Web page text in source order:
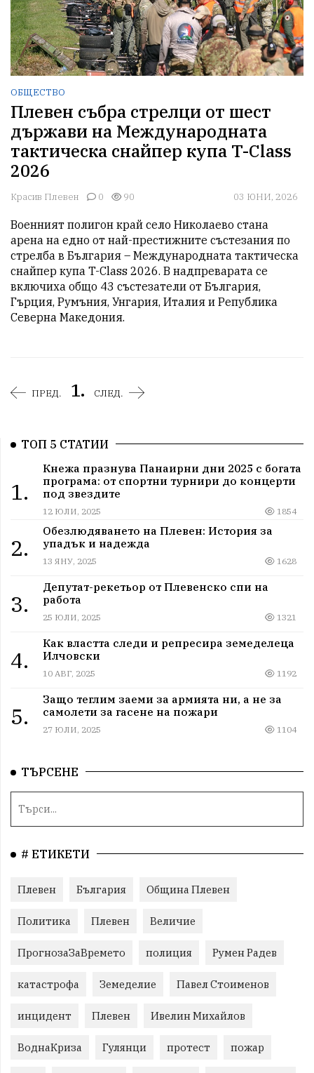
ОБЩЕСТВО
Плевен събра стрелци от шест
държави на Международната
тактическа снайпер купа T-Class
2026
Красив Плевен 0 90 03 ЮНИ, 2026
Военният полигон край село Николаево стана
арена на едно от най-престижните състезания по
стрелба в България – Международната тактическа
снайпер купа T-Class 2026. В надпреварата се
включиха общо 43 състезатели от България,
Гърция, Румъния, Унгария, Италия и Република
Северна Македония.
ПРЕД. 1. СЛЕД.
ТОП 5 СТАТИИ
1.
Кнежа празнува Панаирни дни 2025 с богата
програма: от спортни турнири до концерти
под звездите
12 ЮЛИ, 2025 1854
2.
Обезлюдяването на Плевен: История за
упадък и надежда
13 ЯНУ, 2025 1628
3.
Депутат-рекетьор от Плевенско спи на
работа
25 ЮЛИ, 2025 1321
4.
Как властта следи и репресира земеделеца
Илчовски
10 АВГ, 2025 1192
5.
Защо теглим заеми за армията ни, а не за
самолети за гасене на пожари
27 ЮЛИ, 2025 1104
ТЪРСЕНЕ
# ЕТИКЕТИ
Плевен България Община Плевен
Политика Плевен Величие
ПрогнозаЗаВремето полиция Румен Радев
катастрофа Земеделие Павел Стоименов
инцидент Плевен Ивелин Михайлов
ВоднаКриза Гулянци протест пожар